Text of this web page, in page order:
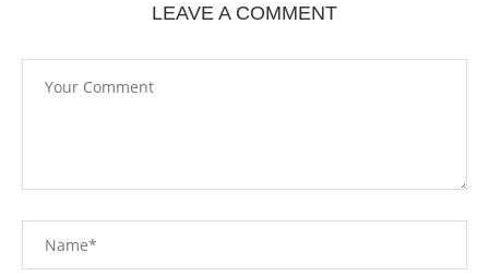
LEAVE A COMMENT